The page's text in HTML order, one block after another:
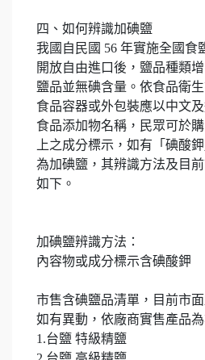
四、如何辨識加碘鹽
我國自民國 56 年實施全國食
開放自由進口後，鹽品種類
鹽品並無碘含量。依食品衛
食品容器或外包裝應以中文
食品添加物名稱，民眾可於
上之成分標示，如有「碘酸
為加碘鹽，其辨識方法及目
如下。
加碘鹽辨識方法：
內容物或成分標示含碘酸鉀
市售含碘鹽品清單，目前市
如有異動，依廠商實售產品為
1.台鹽 特級精鹽